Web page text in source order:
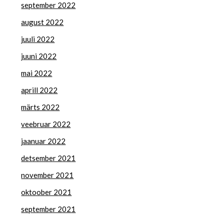
september 2022
august 2022
juuli 2022
juuni 2022
mai 2022
aprill 2022
märts 2022
veebruar 2022
jaanuar 2022
detsember 2021
november 2021
oktoober 2021
september 2021